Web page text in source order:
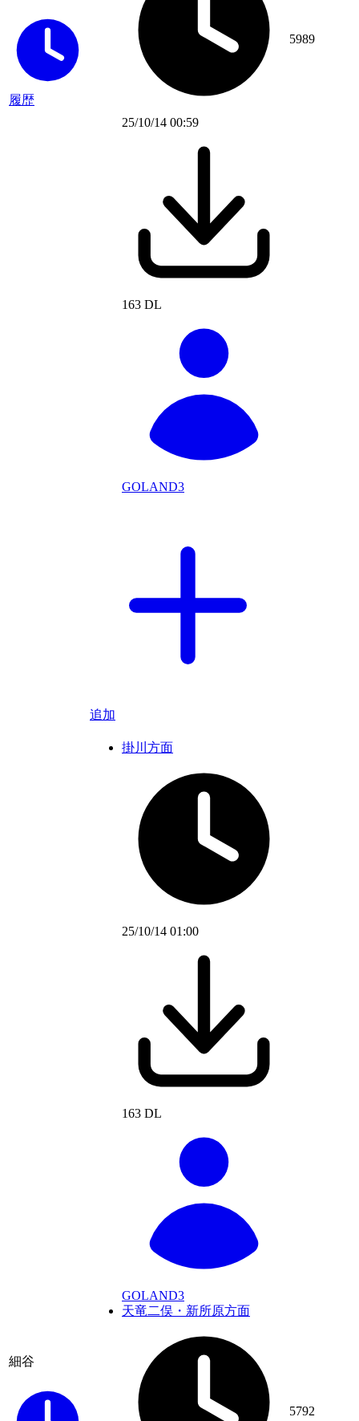
履歴
25/10/14 00:59
163 DL
GOLAND3
追加
5989
細谷
掛川方面
25/10/14 01:00
163 DL
GOLAND3
天竜二俣・新所原方面
5792